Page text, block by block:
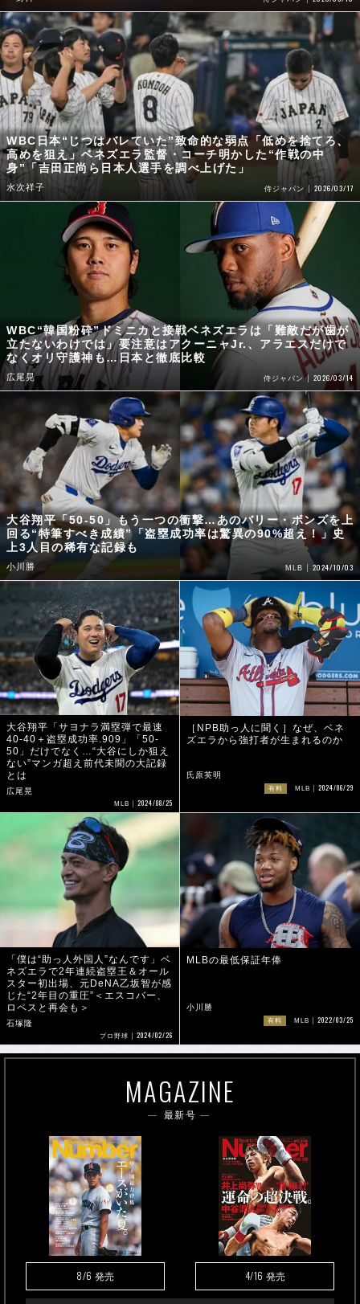
WBC日本“じつはバレていた”致命的な弱点「低めを捨てろ、
高めを狙え」ベネズエラ監督・コーチ明かした“作戦の中
身”「吉田正尚ら日本人選手を調べ上げた」
水次祥子 侍ジャパン 2026/03/17
WBC“韓国粉砕”ドミニカと接戦ベネズエラは「難敵だが歯が
立たないわけでは」要注意はアクーニャJr.、アラエスだけで
なくオリ守護神も…日本と徹底比較
広尾晃 侍ジャパン 2026/03/14
大谷翔平「50-50」もう一つの衝撃…あのバリー・ボンズを上
回る“特筆すべき成績”「盗塁成功率は驚異の90%超え！」史
上3人目の稀有な記録も
小川勝 MLB 2024/10/03
大谷翔平「サヨナラ満塁弾で最速
40-40＋盗塁成功率.909」「50-
50」だけでなく…“大谷にしか狙え
ない”マンガ超え前代未聞の大記録
とは
広尾晃
MLB 2024/08/25
［NPB助っ人に聞く］なぜ、ベネ
ズエラから強打者が生まれるのか
氏原英明
有料 MLB 2024/06/29
「僕は“助っ人外国人”なんです」ベ
ネズエラで2年連続盗塁王＆オール
スター初出場、元DeNA乙坂智が感
じた“2年目の重圧”＜エスコバー、
ロペスと再会も＞
石塚隆
プロ野球 2024/02/26
MLBの最低保証年俸
小川勝
有料 MLB 2022/03/25
MAGAZINE
最新号
8/6 発売 4/16 発売